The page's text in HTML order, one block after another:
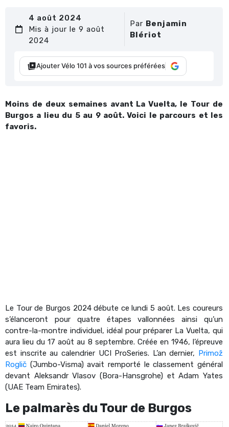
4 août 2024
Mis à jour le 9 août
2024
Par Benjamin
Blériot
Ajouter Vélo 101 à vos sources préférées
Moins de deux semaines avant La Vuelta, le Tour de
Burgos a lieu du 5 au 9 août. Voici le parcours et les
favoris.
Le Tour de Burgos 2024 débute ce lundi 5 août. Les coureurs
s’élanceront pour quatre étapes vallonnées ainsi qu’un
contre-la-montre individuel, idéal pour préparer La Vuelta, qui
aura lieu du 17 août au 8 septembre. Créée en 1946, l’épreuve
est inscrite au calendrier UCI ProSeries. L’an dernier, Primož
Roglič (Jumbo-Visma) avait remporté le classement général
devant Aleksandr Vlasov (Bora-Hansgrohe) et Adam Yates
(UAE Team Emirates).
Le palmarès du Tour de Burgos